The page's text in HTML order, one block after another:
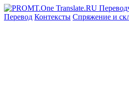
Перевод Контексты Спряжение и